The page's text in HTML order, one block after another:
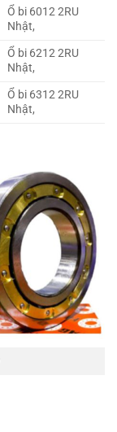
Ổ bi 6012 2RU
Nhật,
Ổ bi 6212 2RU
Nhật,
Ổ bi 6312 2RU
Nhật,